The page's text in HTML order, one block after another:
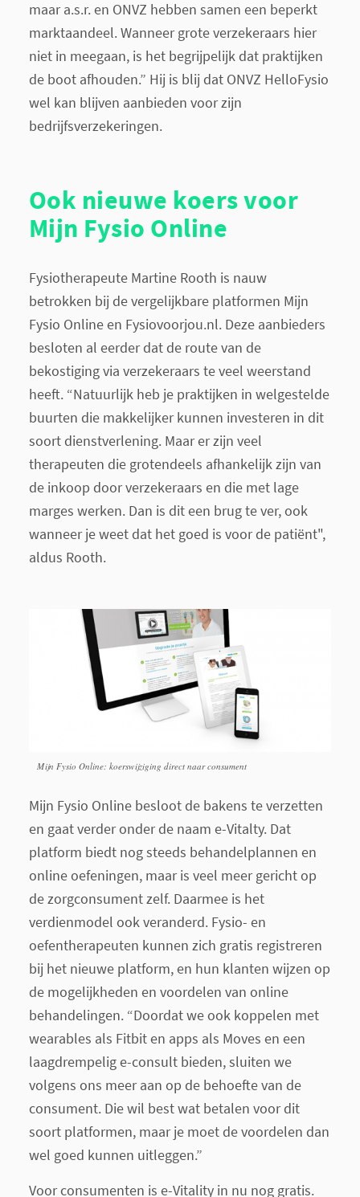
maar a.s.r. en ONVZ hebben samen een beperkt
marktaandeel. Wanneer grote verzekeraars hier
niet in meegaan, is het begrijpelijk dat praktijken
de boot afhouden.” Hij is blij dat ONVZ HelloFysio
wel kan blijven aanbieden voor zijn
bedrijfsverzekeringen.
Ook nieuwe koers voor
Mijn Fysio Online
Fysiotherapeute Martine Rooth is nauw
betrokken bij de vergelijkbare platformen Mijn
Fysio Online en Fysiovoorjou.nl. Deze aanbieders
besloten al eerder dat de route van de
bekostiging via verzekeraars te veel weerstand
heeft. “Natuurlijk heb je praktijken in welgestelde
buurten die makkelijker kunnen investeren in dit
soort dienstverlening. Maar er zijn veel
therapeuten die grotendeels afhankelijk zijn van
de inkoop door verzekeraars en die met lage
marges werken. Dan is dit een brug te ver, ook
wanneer je weet dat het goed is voor de patiënt",
aldus Rooth.
Mijn Fysio Online: koerswijziging direct naar consument
Mijn Fysio Online besloot de bakens te verzetten
en gaat verder onder de naam e-Vitalty. Dat
platform biedt nog steeds behandelplannen en
online oefeningen, maar is veel meer gericht op
de zorgconsument zelf. Daarmee is het
verdienmodel ook veranderd. Fysio- en
oefentherapeuten kunnen zich gratis registreren
bij het nieuwe platform, en hun klanten wijzen op
de mogelijkheden en voordelen van online
behandelingen. “Doordat we ook koppelen met
wearables als Fitbit en apps als Moves en een
laagdrempelig e-consult bieden, sluiten we
volgens ons meer aan op de behoefte van de
consument. Die wil best wat betalen voor dit
soort platformen, maar je moet de voordelen dan
wel goed kunnen uitleggen.”
Voor consumenten is e-Vitality in nu nog gratis.